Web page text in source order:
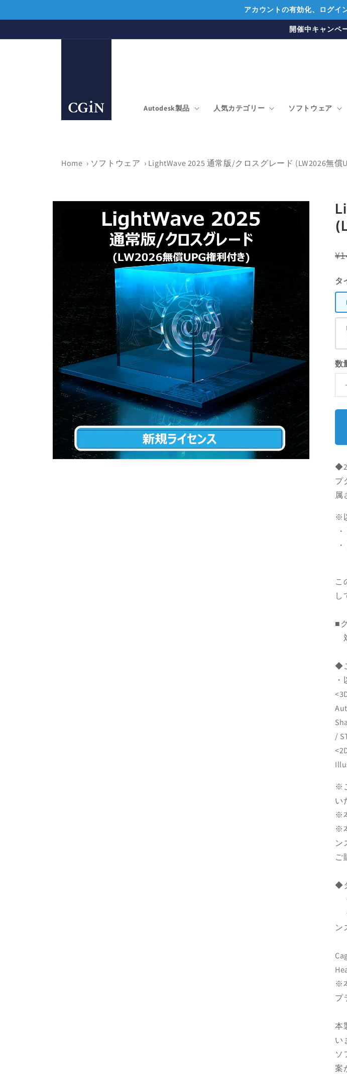
進む
アカウントの有効化、ログイ
開催中キャンペ
Autodesk製品 人気カテゴリー ソフトウェア
Home › ソフトウェア › LightWave 2025 通常版/クロスグレード (LW2026無償
商品情
タ
数
プ
属
※
※
こ
し
■
◆
/
※
い
※
※
ン
ご
◆
ン
※
プ
本
い
ソ
案